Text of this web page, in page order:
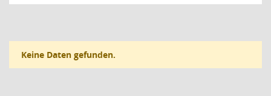
Keine Daten gefunden.